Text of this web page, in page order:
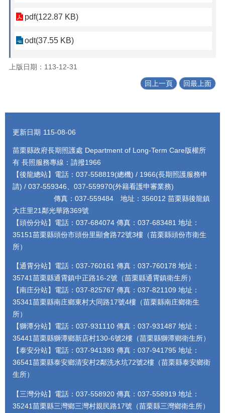
pdf(122.87 KB)
odt(37.55 KB)
上版日期：113-12-31
回上一頁 回最上面
:::
更新日期 115-08-06
苗栗縣政府長期照護處 Department of Long-Term Care版權所
有 長照服務專線：請撥1966
【後龍總站】電話：037-558819(總機) / 1966(長期照護服務申
請) / 037-559346、037-559970(外籍看護申審業務)
傳真：037-559484 地址：356012 苗栗縣後龍鎮
大庄里21鄰光華路369號
【頭份分站】電話：037-684074 傳真：037-683481 地址：
35151苗栗縣頭份市頭份里顯會路72號3樓（苗栗縣頭份市衛生
所）
【通霄分站】電話：037-760161 傳真：037-760178 地址：
35741苗栗縣通霄鎮中正路16-2號（苗栗縣通霄鎮衛生所）
【南庄分站】電話：037-825767 傳真：037-821109 地址：
35341苗栗縣南庄鄉東村大同路17號4樓（苗栗縣南庄鄉衛生
所）
【獅潭分站】電話：037-931110 傳真：037-931487 地址：
35441苗栗縣獅潭鄉新店村130-6號2樓（苗栗縣獅潭鄉衛生所）
【泰安分站】電話：037-941393 傳真：037-941795 地址：
36541苗栗縣泰安鄉清安村2鄰洗水坑72號2樓（苗栗縣泰安鄉衛
生所）
【三灣分站】電話：037-558920 傳真：037-558919 地址：
35241苗栗縣三灣鄉三灣村親民路17號（苗栗縣三灣鄉衛生所）